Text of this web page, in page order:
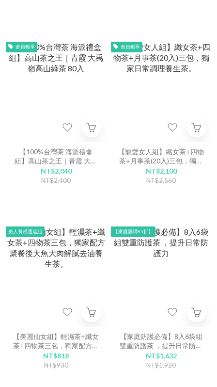
會員獨享
【100%台灣茶 海派禮盒
組】高山茶之王｜青霞 大禹
嶺高山綠茶 80入
NT$2,040
NT$2,400
會員獨享
【寵愛女人組】纖女茶+四物
茶+月事茶(20入)三包，獨家
日常調理養生茶。
NT$2,100
NT$2,560
美人養成選這組
【美麗仙女組】輕濕茶+纖女
茶+四物茶三包，獨家配方聚
餐後大魚大肉解膩去油養生
茶。
NT$818
NT$930
【家庭團購85折】
【家庭防護必備】8入6袋組
雙重防護茶 ，提升日常防護
力
NT$1,632
NT$1,920